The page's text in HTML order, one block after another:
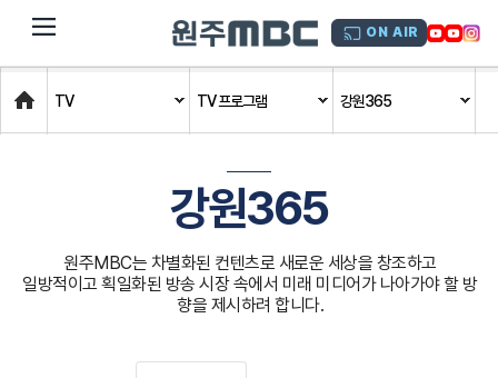
dehaze ON AIR
Home
TV TV 프로그램 강원365
강원365
원주MBC는 차별화된 컨텐츠로 새로운 세상을 창조하고
일방적이고 획일화된 방송 시장 속에서 미래 미디어가 나아가야 할 방
향을 제시하려 합니다.